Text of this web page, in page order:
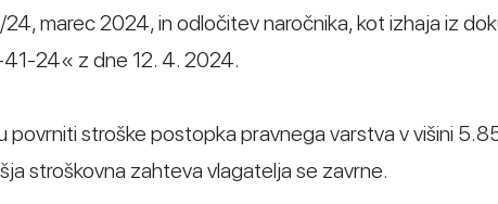
marec 2024, in odločitev naročnika, kot izhaja iz
24« z dne 12. 4. 2024.
povrniti stroške postopka pravnega varstva v višini
stroškovna zahteva vlagatelja se zavrne.